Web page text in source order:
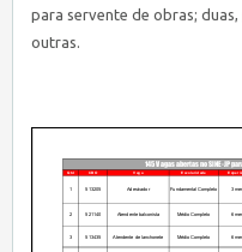
para servente de obras;
outras.